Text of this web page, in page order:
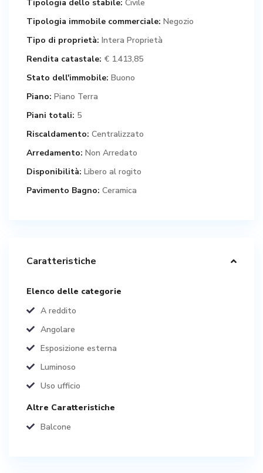
Tipologia dello stabile: Civile
Tipologia immobile commerciale: Negozio
Tipo di proprietà: Intera Proprietà
Rendita catastale: € 1.413,85
Stato dell'immobile: Buono
Piano: Piano Terra
Piani totali: 5
Riscaldamento: Centralizzato
Arredamento: Non Arredato
Disponibilità: Libero al rogito
Pavimento Bagno: Ceramica
Caratteristiche
Elenco delle categorie
A reddito
Angolare
Esposizione esterna
Luminoso
Uso ufficio
Altre Caratteristiche
Balcone